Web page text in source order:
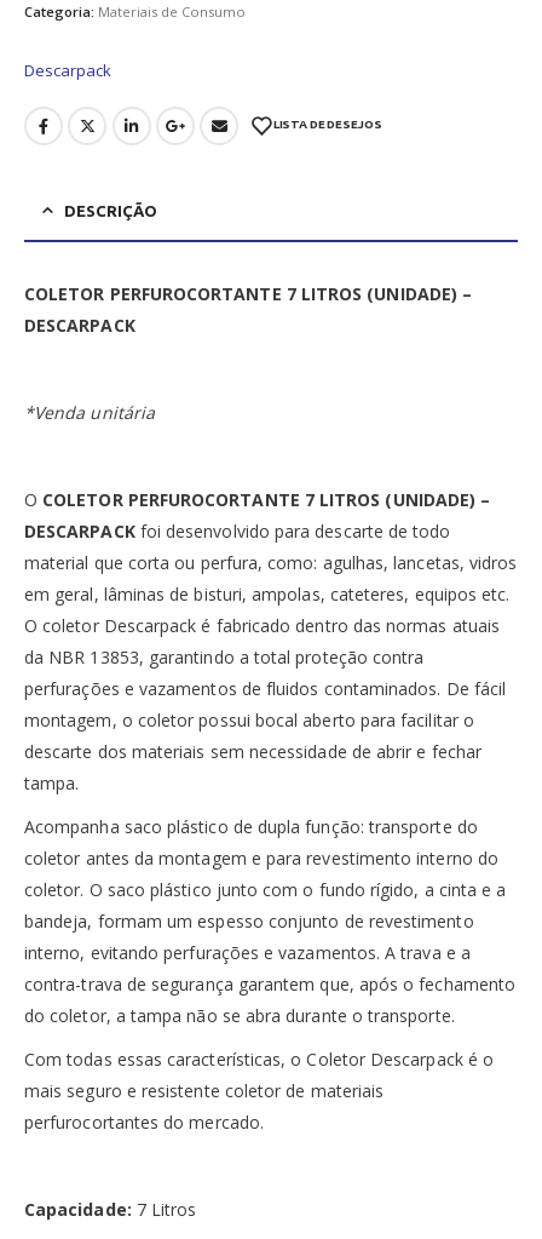
Categoria: Materiais de Consumo
Descarpack
LISTA DE DESEJOS
DESCRIÇÃO
COLETOR PERFUROCORTANTE 7 LITROS (UNIDADE) –
DESCARPACK
*Venda unitária
O COLETOR PERFUROCORTANTE 7 LITROS (UNIDADE) –
DESCARPACKfoi desenvolvido para descarte de todo
material que corta ou perfura, como: agulhas, lancetas, vidros
em geral, lâminas de bisturi, ampolas, cateteres, equipos etc.
O coletor Descarpack é fabricado dentro das normas atuais
da NBR 13853, garantindo a total proteção contra
perfurações e vazamentos de fluidos contaminados. De fácil
montagem, o coletor possui bocal aberto para facilitar o
descarte dos materiais sem necessidade de abrir e fechar
tampa.
Acompanha saco plástico de dupla função: transporte do
coletor antes da montagem e para revestimento interno do
coletor. O saco plástico junto com o fundo rígido, a cinta e a
bandeja, formam um espesso conjunto de revestimento
interno, evitando perfurações e vazamentos. A trava e a
contra-trava de segurança garantem que, após o fechamento
do coletor, a tampa não se abra durante o transporte.
Com todas essas características, o Coletor Descarpack é o
mais seguro e resistente coletor de materiais
perfurocortantes do mercado.
Capacidade: 7 Litros